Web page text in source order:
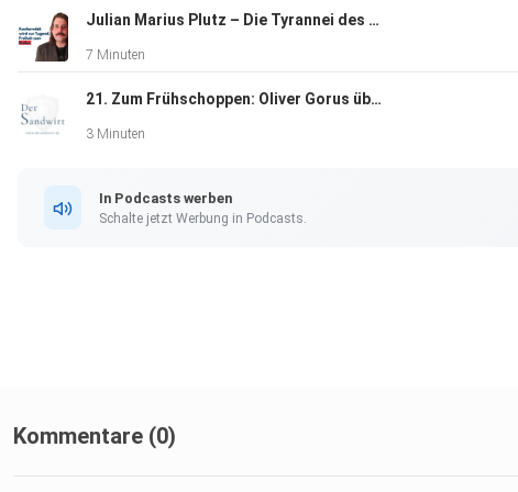
Julian Marius Plutz – Die Tyrannei des Durchschnitts
7 Minuten
21. Zum Frühschoppen: Oliver Gorus über Europas Stellung als KI Standort
3 Minuten
In Podcasts werben
Schalte jetzt Werbung in Podcasts.
Kommentare (0)